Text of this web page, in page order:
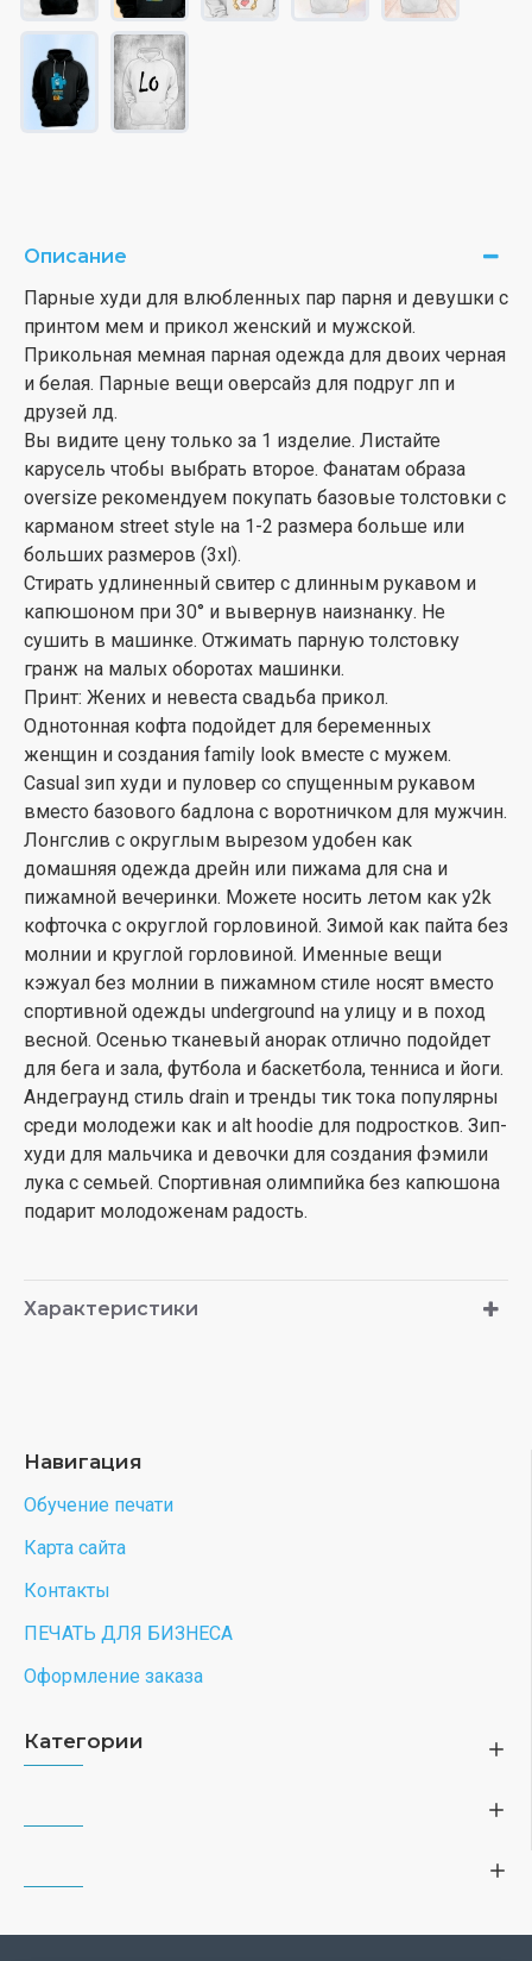
Описание
Парные худи для влюбленных пар парня и девушки с
принтом мем и прикол женский и мужской.
Прикольная мемная парная одежда для двоих черная
и белая. Парные вещи оверсайз для подруг лп и
друзей лд.
Вы видите цену только за 1 изделие. Листайте
карусель чтобы выбрать второе. Фанатам образа
oversize рекомендуем покупать базовые толстовки с
карманом street style на 1-2 размера больше или
больших размеров (3xl).
Стирать удлиненный свитер с длинным рукавом и
капюшоном при 30° и вывернув наизнанку. Не
сушить в машинке. Отжимать парную толстовку
гранж на малых оборотах машинки.
Принт: Жених и невеста свадьба прикол.
Однотонная кофта подойдет для беременных
женщин и создания family look вместе с мужем.
Casual зип худи и пуловер со спущенным рукавом
вместо базового бадлона с воротничком для мужчин.
Лонгслив с округлым вырезом удобен как
домашняя одежда дрейн или пижама для сна и
пижамной вечеринки. Можете носить летом как y2k
кофточка с округлой горловиной. Зимой как пайта без
молнии и круглой горловиной. Именные вещи
кэжуал без молнии в пижамном стиле носят вместо
спортивной одежды underground на улицу и в поход
весной. Осенью тканевый анорак отлично подойдет
для бега и зала, футбола и баскетбола, тенниса и йоги.
Андеграунд стиль drain и тренды тик тока популярны
среди молодежи как и alt hoodie для подростков. Зип-
худи для мальчика и девочки для создания фэмили
лука с семьей. Спортивная олимпийка без капюшона
подарит молодоженам радость.
Характеристики
Навигация
Обучение печати
Карта сайта
Контакты
ПЕЧАТЬ ДЛЯ БИЗНЕСА
Оформление заказа
Категории